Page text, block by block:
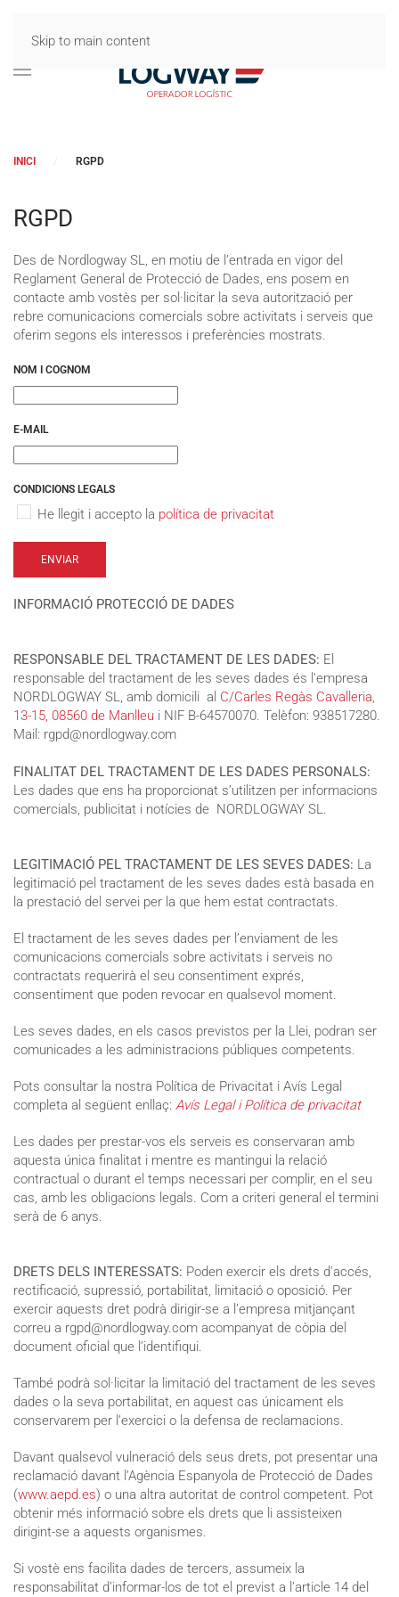
Skip to main content
INICI RGPD
RGPD
Des de Nordlogway SL, en motiu de l’entrada en vigor del
Reglament General de Protecció de Dades, ens posem en
contacte amb vostès per sol·licitar la seva autorització per
rebre comunicacions comercials sobre activitats i serveis que
oferim segons els interessos i preferències mostrats.
NOM I COGNOM
E-MAIL
CONDICIONS LEGALS
He llegit i accepto la política de privacitat
ENVIAR
INFORMACIÓ PROTECCIÓ DE DADES
RESPONSABLE DEL TRACTAMENT DE LES DADES: El
responsable del tractament de les seves dades és l’empresa
NORDLOGWAY SL, amb domicili al C/Carles Regàs Cavalleria,
13-15, 08560 de Manlleu i NIF B-64570070. Telèfon: 938517280.
Mail: rgpd@nordlogway.com
FINALITAT DEL TRACTAMENT DE LES DADES PERSONALS:
Les dades que ens ha proporcionat s’utilitzen per informacions
comercials, publicitat i notícies de NORDLOGWAY SL.
LEGITIMACIÓ PEL TRACTAMENT DE LES SEVES DADES: La
legitimació pel tractament de les seves dades està basada en
la prestació del servei per la que hem estat contractats.
El tractament de les seves dades per l’enviament de les
comunicacions comercials sobre activitats i serveis no
contractats requerirà el seu consentiment exprés,
consentiment que poden revocar en qualsevol moment.
Les seves dades, en els casos previstos per la Llei, podran ser
comunicades a les administracions públiques competents.
Pots consultar la nostra Política de Privacitat i Avís Legal
completa al següent enllaç: Avís Legal i Política de privacitat
Les dades per prestar-vos els serveis es conservaran amb
aquesta única finalitat i mentre es mantingui la relació
contractual o durant el temps necessari per complir, en el seu
cas, amb les obligacions legals. Com a criteri general el termini
serà de 6 anys.
DRETS DELS INTERESSATS: Poden exercir els drets d'accés,
rectificació, supressió, portabilitat, limitació o oposició. Per
exercir aquests dret podrà dirigir-se a l’empresa mitjançant
correu a rgpd@nordlogway.com acompanyat de còpia del
document oficial que l’identifiqui.
També podrà sol·licitar la limitació del tractament de les seves
dades o la seva portabilitat, en aquest cas únicament els
conservarem per l’exercici o la defensa de reclamacions.
Davant qualsevol vulneració dels seus drets, pot presentar una
reclamació davant l’Agència Espanyola de Protecció de Dades
(www.aepd.es) o una altra autoritat de control competent. Pot
obtenir més informació sobre els drets que li assisteixen
dirigint-se a aquests organismes.
Si vostè ens facilita dades de tercers, assumeix la
responsabilitat d’informar-los de tot el previst a l’article 14 del